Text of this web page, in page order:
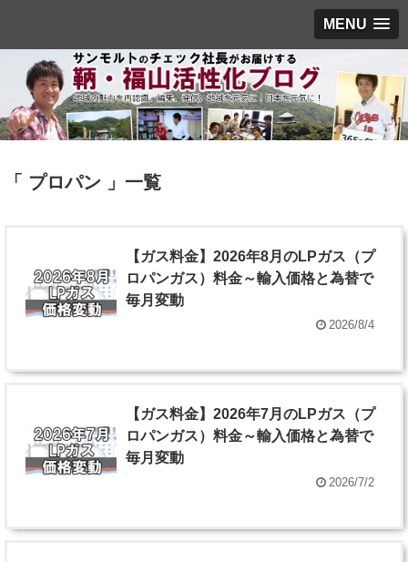
MENU
「 プロパン 」一覧
【ガス料金】2026年8月のLPガス（プ
ロパンガス）料金～輸入価格と為替で
毎月変動
2026/8/4
【ガス料金】2026年7月のLPガス（プ
ロパンガス）料金～輸入価格と為替で
毎月変動
2026/7/2